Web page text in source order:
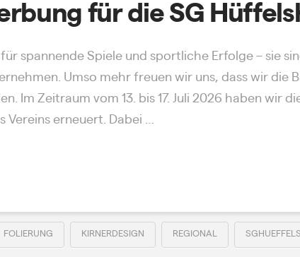
für die SG
spannende Spiele und sportliche Erfolge – sie
Umso mehr freuen wir uns, dass wir die
Im Zeitraum vom 13. bis 17. Juli 2026 haben wir
erneuert. Dabei …
FOLIERUNG KIRNERDESIGN REGIONAL